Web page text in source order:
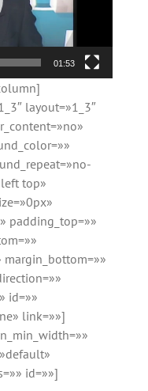
01:53
layout=»1_3″
top»
padding_top=»»
id=»»
link=»»]
id=»»]